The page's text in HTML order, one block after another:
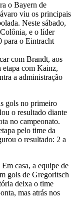
o Bayern de
viu os principais
Neste sábado,
e o líder
para o Eintracht
com Brandt, aos
com Kainz,
a administração
gols no primeiro
o resultado diante
no campeonato.
pelo time da
o resultado: 2 a
casa, a equipe de
gols de Gregoritsch
deixa o time
mas atrás nos